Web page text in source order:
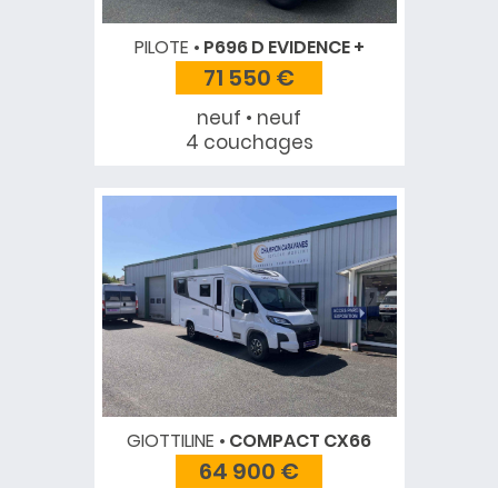
PILOTE P696 D EVIDENCE +
71 550 €
neuf • neuf
4 couchages
GIOTTILINE COMPACT CX66
64 900 €